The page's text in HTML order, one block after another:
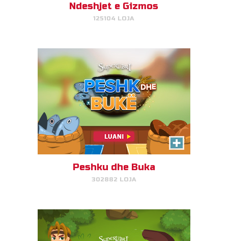
Ndeshjet e Gizmos
125104 LOJA
Peshku dhe Buka
302882 LOJA
Davidi, Mbrojtësi i Deleve
Ndihmojeni Davidin të mbrojë
delet e tij duke sulmuar luanët